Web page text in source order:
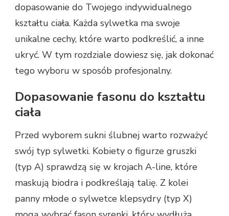
dopasowanie do Twojego indywidualnego
kształtu ciała. Każda sylwetka ma swoje
unikalne cechy, które warto podkreślić, a inne
ukryć. W tym rozdziale dowiesz się, jak dokonać
tego wyboru w sposób profesjonalny.
Dopasowanie fasonu do kształtu
ciała
Przed wyborem sukni ślubnej warto rozważyć
swój typ sylwetki. Kobiety o figurze gruszki
(typ A) sprawdzą się w krojach A-line, które
maskują biodra i podkreślają talię. Z kolei
panny młode o sylwetce klepsydry (typ X)